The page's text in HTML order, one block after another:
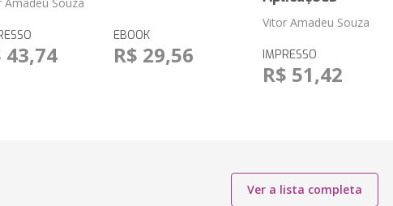
43,74
EBOOK
R$ 29,56
Vitor Amadeu Souza
IMPRESSO
R$ 51,42
Ver a lista completa